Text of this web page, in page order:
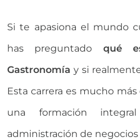
Si te apasiona el mundo
has preguntado qué
Gastronomía y si
Esta carrera es mucho
una formación
administración de